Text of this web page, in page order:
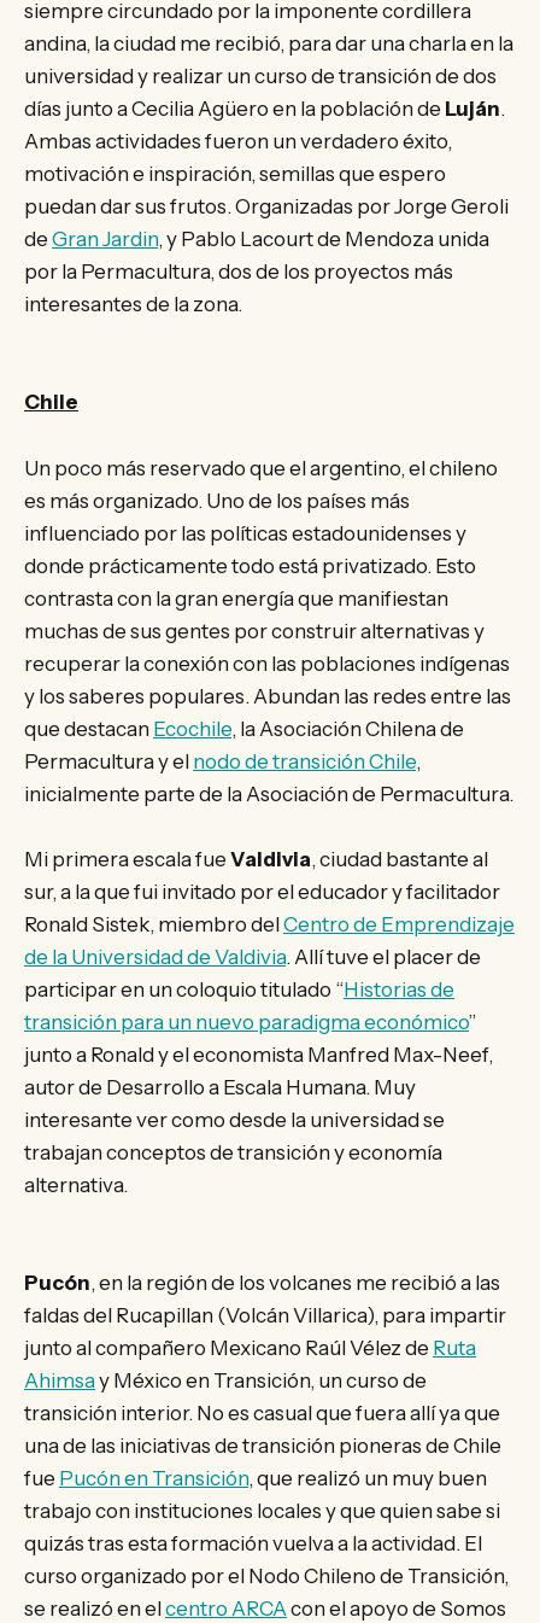
siempre circundado por la imponente cordillera
andina, la ciudad me recibió, para dar una charla en la
universidad y realizar un curso de transición de dos
días junto a Cecilia Agüero en la población de Luján.
Ambas actividades fueron un verdadero éxito,
motivación e inspiración, semillas que espero
puedan dar sus frutos. Organizadas por Jorge Geroli
de Gran Jardin, y Pablo Lacourt de Mendoza unida
por la Permacultura, dos de los proyectos más
interesantes de la zona.
Chile
Un poco más reservado que el argentino, el chileno
es más organizado. Uno de los países más
influenciado por las políticas estadounidenses y
donde prácticamente todo está privatizado. Esto
contrasta con la gran energía que manifiestan
muchas de sus gentes por construir alternativas y
recuperar la conexión con las poblaciones indígenas
y los saberes populares. Abundan las redes entre las
que destacan Ecochile, la Asociación Chilena de
Permacultura y el nodo de transición Chile,
inicialmente parte de la Asociación de Permacultura.
Mi primera escala fue Valdivia, ciudad bastante al
sur, a la que fui invitado por el educador y facilitador
Ronald Sistek, miembro delCentro de Emprendizaje
de la Universidad de Valdivia. Allí tuve el placer de
participar en un coloquio titulado “Historias de
transición para un nuevo paradigma económico”
junto a Ronald y el economista Manfred Max-Neef,
autor de Desarrollo a Escala Humana. Muy
interesante ver como desde la universidad se
trabajan conceptos de transición y economía
alternativa.
Pucón, en la región de los volcanes me recibió a las
faldas del Rucapillan (Volcán Villarica), para impartir
junto al compañero Mexicano Raúl Vélez de Ruta
Ahimsay México en Transición, un curso de
transición interior. No es casual que fuera allí ya que
una de las iniciativas de transición pioneras de Chile
fue Pucón en Transición, que realizó un muy buen
trabajo con instituciones locales y que quien sabe si
quizás tras esta formación vuelva a la actividad. El
curso organizado por el Nodo Chileno de Transición,
se realizó en elcentro ARCAcon el apoyo de Somos